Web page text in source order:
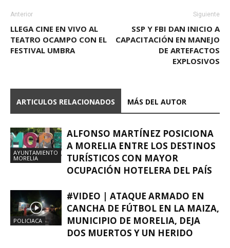
Anterior
LLEGA CINE EN VIVO AL
TEATRO OCAMPO CON EL
FESTIVAL UMBRA
Siguiente
SSP Y FBI DAN INICIO A
CAPACITACIÓN EN MANEJO
DE ARTEFACTOS
EXPLOSIVOS
ARTICULOS RELACIONADOS MÁS DEL AUTOR
AYUNTAMIENTO
MORELIA
ALFONSO MARTÍNEZ POSICIONA
A MORELIA ENTRE LOS DESTINOS
TURÍSTICOS CON MAYOR
OCUPACIÓN HOTELERA DEL PAÍS
POLICIACA
#VIDEO | ATAQUE ARMADO EN
CANCHA DE FÚTBOL EN LA MAIZA,
MUNICIPIO DE MORELIA, DEJA
DOS MUERTOS Y UN HERIDO